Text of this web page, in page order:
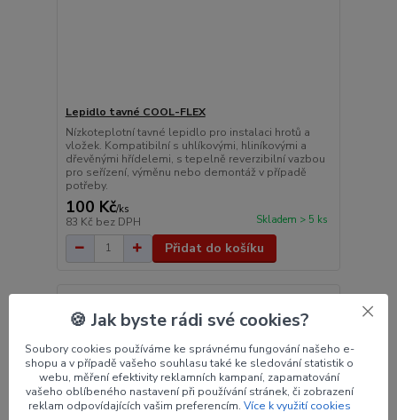
Lepidlo tavné COOL-FLEX
Nízkoteplotní tavné lepidlo pro instalaci hrotů a
vložek. Kompatibilní s uhlíkovými, hliníkovými a
dřevěnými hřídelemi, s tepelně reverzibilní vazbou
pro seřízení, výměnu nebo demontáž v případě
potřeby.
100 Kč/ks
83 Kč bez DPH Skladem > 5 ks
Přidat do košíku
🍪 Jak byste rádi své cookies?
Soubory cookies používáme ke správnému fungování našeho e-
shopu a v případě vašeho souhlasu také ke sledování statistik o
webu, měření efektivity reklamních kampaní, zapamatování
vašeho oblíbeného nastavení při používání stránek, či zobrazení
reklam odpovídajících vašim preferencím. Více k využití cookies